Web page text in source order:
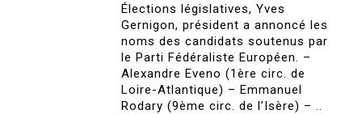
Élections législatives, Yves
Gernigon, président a annoncé les
noms des candidats soutenus par
le Parti Fédéraliste Européen. –
Alexandre Eveno (1ère circ. de
Loire-Atlantique) – Emmanuel
Rodary (9ème circ. de l’Isère) – ..